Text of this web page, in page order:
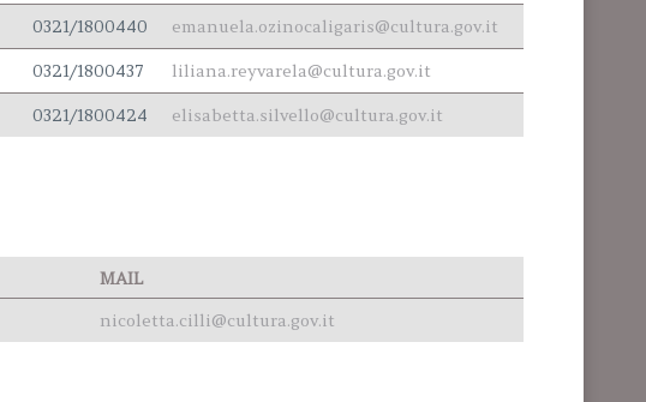
0321/1800440 emanuela.ozinocaligaris@cultura.gov.it
0321/1800437 liliana.reyvarela@cultura.gov.it
0321/1800424 elisabetta.silvello@cultura.gov.it
MAIL
nicoletta.cilli@cultura.gov.it